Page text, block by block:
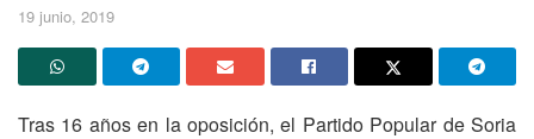
19 junio, 2019
Tras 16 años en la oposición, el Partido Popular de Soria